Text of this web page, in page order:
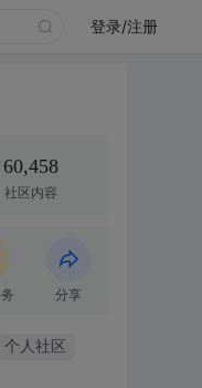
登录/注册
60,458
社区内容
分享
个人社区